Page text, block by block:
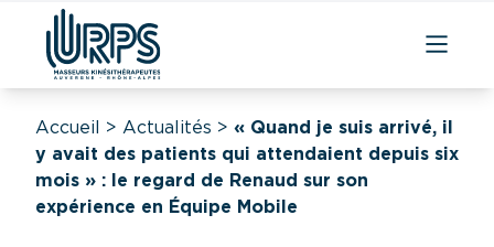
Accueil > Actualités > « Quand je suis arrivé, il
y avait des patients qui attendaient depuis six
mois » : le regard de Renaud sur son
expérience en Équipe Mobile